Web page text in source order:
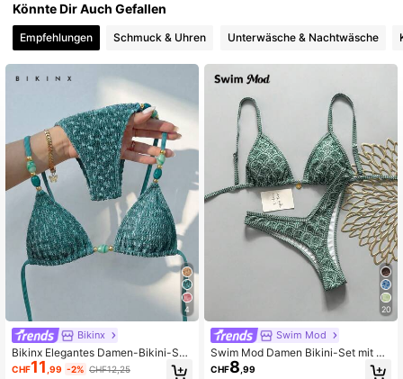
Könnte Dir Auch Gefallen
Empfehlungen Schmuck & Uhren Unterwäsche & Nachtwäsche
4
Bikinx
Bikinx Elegantes Damen-Bikini-Set
mit strukturierter Perlenverzierung,
CHF11 ,99 -2% CHF12,25
20
Swim Mod
Swim Mod Damen Bikini-Set mit zu
fälligem Blume Muster, Trägern und
CHF8 ,99